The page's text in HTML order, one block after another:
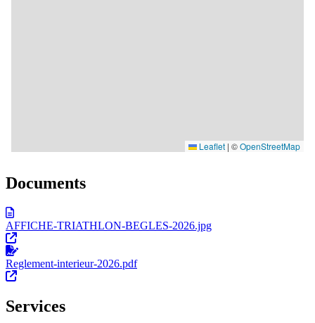
Documents
AFFICHE-TRIATHLON-BEGLES-2026.jpg
Reglement-interieur-2026.pdf
Services